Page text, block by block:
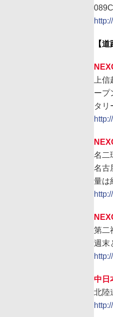
【道
上
ープ
タリ
名二
名古
量は
第二
週末
中日
北陸